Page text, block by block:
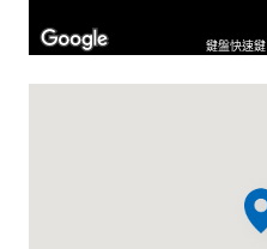
鍵盤快速鍵